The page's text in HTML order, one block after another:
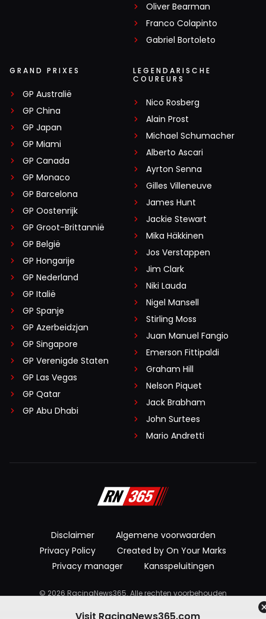
Oliver Bearman
Franco Colapinto
Gabriel Bortoleto
GRAND PRIXES
GP Australië
GP China
GP Japan
GP Miami
GP Canada
GP Monaco
GP Barcelona
GP Oostenrijk
GP Groot-Brittannië
GP België
GP Hongarije
GP Nederland
GP Italië
GP Spanje
GP Azerbeidzjan
GP Singapore
GP Verenigde Staten
GP Las Vegas
GP Qatar
GP Abu Dhabi
LEGENDARISCHE
COUREURS
Nico Rosberg
Alain Prost
Michael Schumacher
Alberto Ascari
Ayrton Senna
Gilles Villeneuve
James Hunt
Jackie Stewart
Mika Häkkinen
Jos Verstappen
Jim Clark
Niki Lauda
Nigel Mansell
Stirling Moss
Juan Manuel Fangio
Emerson Fittipaldi
Graham Hill
Nelson Piquet
Jack Brabham
John Surtees
Mario Andretti
Disclaimer
Algemene voorwaarden
Privacy Policy
Created by On Your Marks
Privacy manager
Kansspeluitingen
© 2026 RacingNews365. Alle rechten voorbehouden